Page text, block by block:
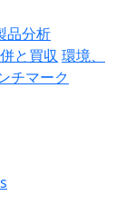
品分析
と買収 環境、
チマーク